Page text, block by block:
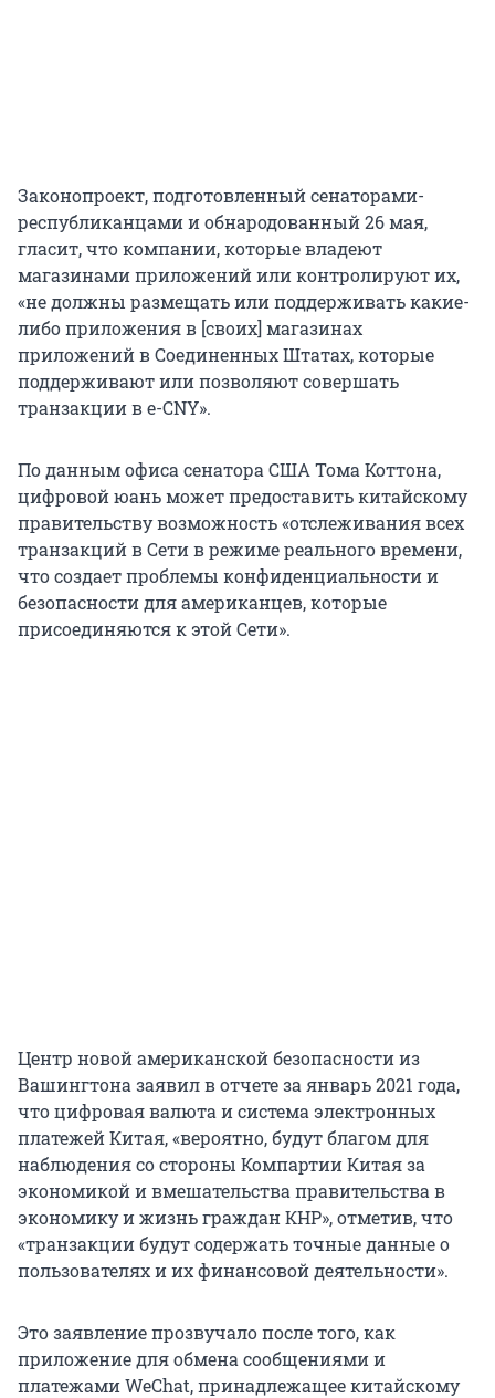
Законопроект, подготовленный сенаторами-
республиканцами и обнародованный 26 мая,
гласит, что компании, которые владеют
магазинами приложений или контролируют их,
«не должны размещать или поддерживать какие-
либо приложения в [своих] магазинах
приложений в Соединенных Штатах, которые
поддерживают или позволяют совершать
транзакции в e-CNY».
По данным офиса сенатора США Тома Коттона,
цифровой юань может предоставить китайскому
правительству возможность «отслеживания всех
транзакций в Сети в режиме реального времени,
что создает проблемы конфиденциальности и
безопасности для американцев, которые
присоединяются к этой Сети».
Центр новой американской безопасности из
Вашингтона заявил в отчете за январь 2021 года,
что цифровая валюта и система электронных
платежей Китая, «вероятно, будут благом для
наблюдения со стороны Компартии Китая за
экономикой и вмешательства правительства в
экономику и жизнь граждан КНР», отметив, что
«транзакции будут содержать точные данные о
пользователях и их финансовой деятельности».
Это заявление прозвучало после того, как
приложение для обмена сообщениями и
платежами WeChat, принадлежащее китайскому